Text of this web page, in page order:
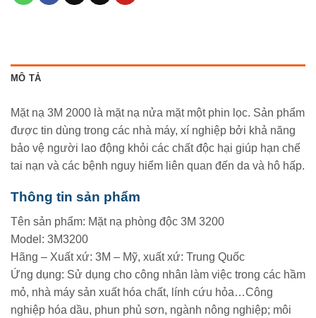
MÔ TẢ
Mặt nạ 3M 2000 là mặt nạ nửa mặt một phin lọc. Sản phẩm
được tin dùng trong các nhà máy, xí nghiệp bởi khả năng
bảo vệ người lao động khỏi các chất độc hại giúp hạn chế
tai nạn và các bệnh nguy hiểm liên quan đến da và hô hấp.
Thông tin sản phẩm
Tên sản phẩm: Mặt nạ phòng độc 3M 3200
Model: 3M3200
Hãng – Xuất xứ: 3M – Mỹ, xuất xứ: Trung Quốc
Ứng dụng: Sử dụng cho công nhân làm việc trong các hầm
mỏ, nhà máy sản xuất hóa chất, lính cứu hỏa…Công
nghiệp hóa dầu, phun phủ sơn, ngành nông nghiệp; môi